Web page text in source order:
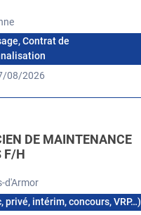
Contrat de
08/2026
DE MAINTENANCE
F/H
d'Armor
privé, intérim, concours, VRP…)